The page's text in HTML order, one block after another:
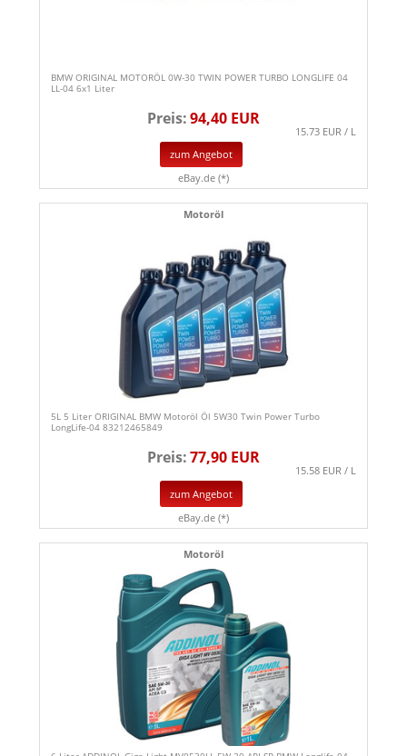
BMW ORIGINAL MOTORÖL 0W-30 TWIN POWER TURBO LONGLIFE 04
LL-04 6x1 Liter
Preis:94,40 EUR
15.73 EUR / L
zum Angebot
eBay.de (*)
Motoröl
5L 5 Liter ORIGINAL BMW Motoröl Öl 5W30 Twin Power Turbo
LongLife-04 83212465849
Preis:77,90 EUR
15.58 EUR / L
zum Angebot
eBay.de (*)
Motoröl